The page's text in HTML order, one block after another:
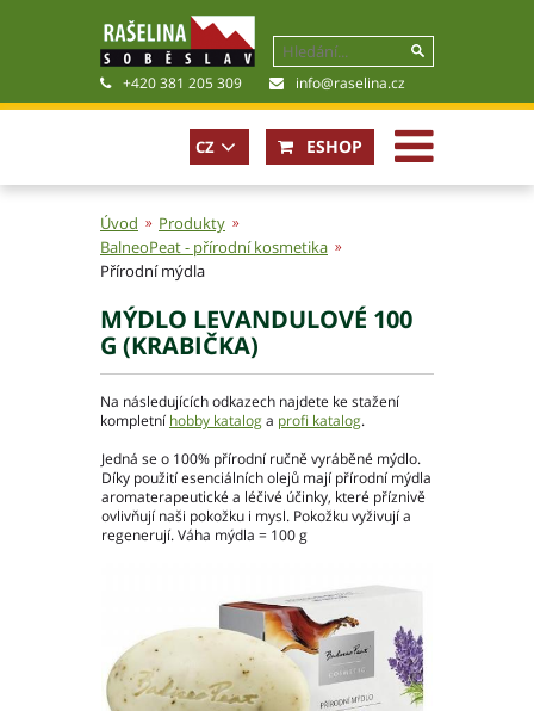
+420 381 205 309 info@raselina.cz
Historie, současnost
Politika společnosti
Obchodní podmínky
Pro akcionáře
Certifikáty
Fotogalerie
Soubory ke stažení
Ochrana osobních údajů – GDPR
CZ
EN
ESHOP
Úvod
Produkty
BalneoPeat - přírodní kosmetika
Přírodní mýdla
MÝDLO LEVANDULOVÉ 100
G (KRABIČKA)
Na následujících odkazech najdete ke stažení
kompletní hobby kataloga profi katalog.
Jedná se o 100% přírodní ručně vyráběné mýdlo.
Díky použití esenciálních olejů mají přírodní mýdla
aromaterapeutické a léčivé účinky, které příznivě
ovlivňují naši pokožku i mysl. Pokožku vyživují a
regenerují. Váha mýdla = 100 g